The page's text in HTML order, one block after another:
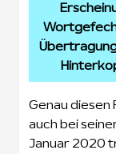
Genau diesen
auch bei
Januar 2020